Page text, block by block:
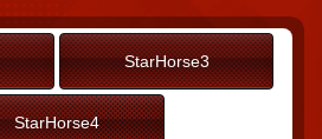
StarHorse3
StarHorse4